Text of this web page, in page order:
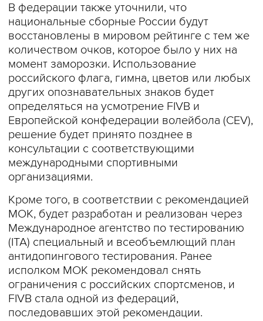
В федерации также уточнили, что
национальные сборные России будут
восстановлены в мировом рейтинге с тем же
количеством очков, которое было у них на
момент заморозки. Использование
российского флага, гимна, цветов или любых
других опознавательных знаков будет
определяться на усмотрение FIVB и
Европейской конфедерации волейбола (CEV),
решение будет принято позднее в
консультации с соответствующими
международными спортивными
организациями.
Кроме того, в соответствии с рекомендацией
МОК, будет разработан и реализован через
Международное агентство по тестированию
(ITA) специальный и всеобъемлющий план
антидопингового тестирования. Ранее
исполком МОК рекомендовал снять
ограничения с российских спортсменов, и
FIVB стала одной из федераций,
последовавших этой рекомендации.